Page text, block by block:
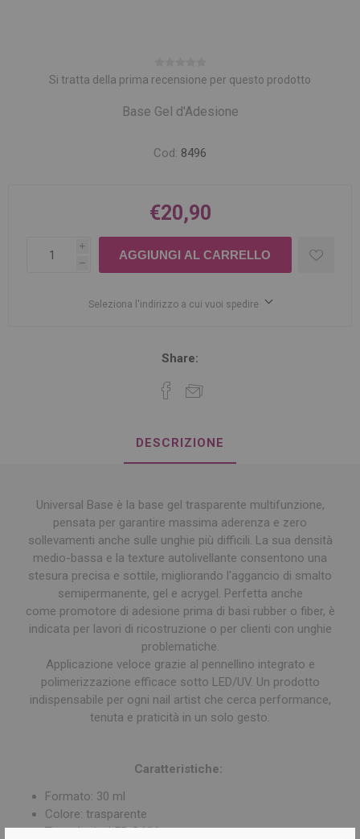
Si tratta della prima recensione per questo prodotto
Base Gel d'Adesione
Cod: 8496
€20,90
i
h
Seleziona l'indirizzo a cui vuoi spedire
Share:
DESCRIZIONE
Universal Base è la base gel trasparente multifunzione,
pensata per garantire massima aderenza e zero
sollevamenti anche sulle unghie più difficili. La sua densità
medio-bassa e la texture autolivellante consentono una
stesura precisa e sottile, migliorando l'aggancio di smalto
semipermanente, gel e acrygel. Perfetta anche
come promotore di adesione prima di basi rubber o fiber, è
indicata per lavori di ricostruzione o per clienti con unghie
problematiche.
Applicazione veloce grazie al pennellino integrato e
polimerizzazione efficace sotto LED/UV. Un prodotto
indispensabile per ogni nail artist che cerca performance,
tenuta e praticità in un solo gesto.
Caratteristiche:
Formato: 30 ml
Colore: trasparente
Tecnologia: LED & UV